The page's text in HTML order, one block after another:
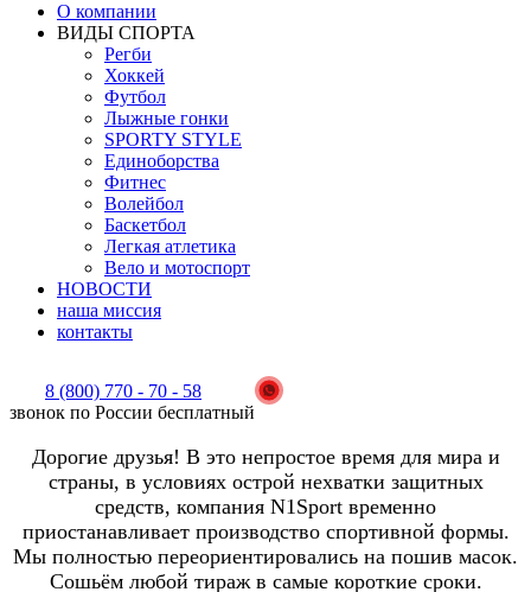
О компании
ВИДЫ СПОРТА
Регби
Хоккей
Футбол
Лыжные гонки
SPORTY STYLE
Единоборства
Фитнес
Волейбол
Баскетбол
Легкая атлетика
Вело и мотоспорт
НОВОСТИ
наша миссия
контакты
8 (800) 770 - 70 - 58
звонок по России бесплатный
Дорогие друзья! В это непростое время для мира и
страны, в условиях острой нехватки защитных
средств, компания N1Sport временно
приостанавливает производство спортивной формы.
Мы полностью переориентировались на пошив масок.
Сошьём любой тираж в самые короткие сроки.